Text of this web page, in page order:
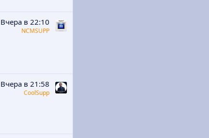
Вчера в 22:10
NCMSUPP
Вчера в 21:58
CoolSupp